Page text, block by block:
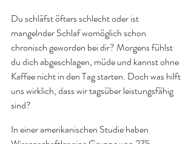
Du schläfst öfters schlecht oder ist
mangelnder Schlaf womöglich schon
chronisch geworden bei dir? Morgens fühlst
du dich abgeschlagen, müde und kannst ohne
Kaffee nicht in den Tag starten. Doch was hilft
uns wirklich, dass wir tagsüber leistungsfähig
sind?
In einer amerikanischen Studie haben